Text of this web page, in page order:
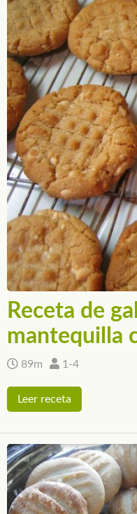
Receta de
mantequilla
89m 1-4
Leer receta